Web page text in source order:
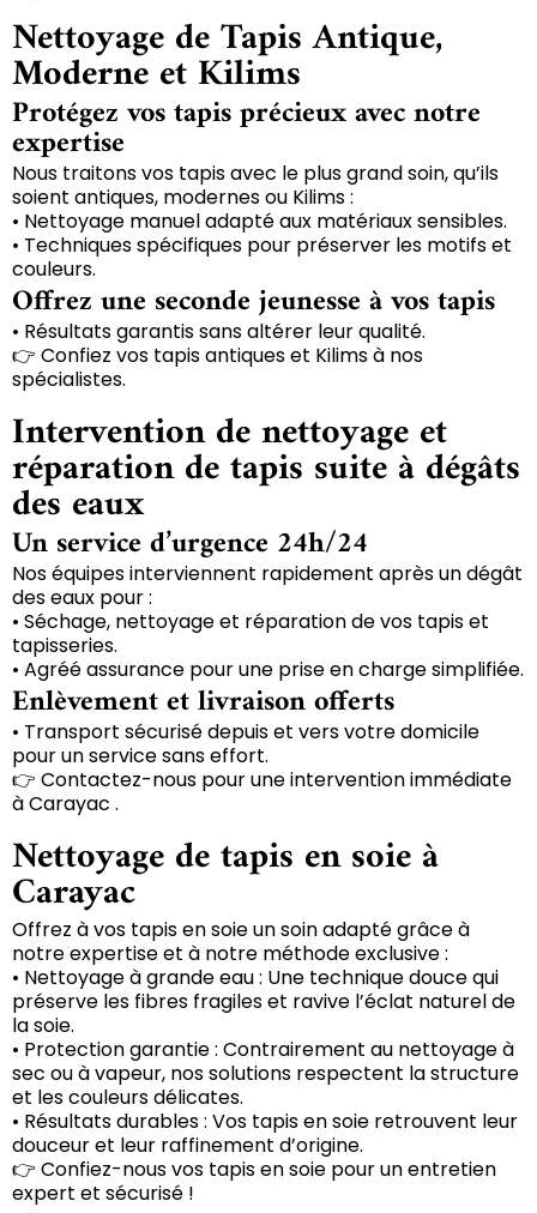
Nettoyage de Tapis Antique,
Moderne et Kilims
Protégez vos tapis précieux avec notre
expertise
Nous traitons vos tapis avec le plus grand soin, qu’ils
soient antiques, modernes ou Kilims :
• Nettoyage manuel adapté aux matériaux sensibles.
• Techniques spécifiques pour préserver les motifs et
couleurs.
Offrez une seconde jeunesse à vos tapis
• Résultats garantis sans altérer leur qualité.
👉 Confiez vos tapis antiques et Kilims à nos
spécialistes.
Intervention de nettoyage et
réparation de tapis suite à dégâts
des eaux
Un service d’urgence 24h/24
Nos équipes interviennent rapidement après un dégât
des eaux pour :
• Séchage, nettoyage et réparation de vos tapis et
tapisseries.
• Agréé assurance pour une prise en charge simplifiée.
Enlèvement et livraison offerts
• Transport sécurisé depuis et vers votre domicile
pour un service sans effort.
👉 Contactez-nous pour une intervention immédiate
à Carayac .
Nettoyage de tapis en soie à
Carayac
Offrez à vos tapis en soie un soin adapté grâce à
notre expertise et à notre méthode exclusive :
• Nettoyage à grande eau : Une technique douce qui
préserve les fibres fragiles et ravive l’éclat naturel de
la soie.
• Protection garantie : Contrairement au nettoyage à
sec ou à vapeur, nos solutions respectent la structure
et les couleurs délicates.
• Résultats durables : Vos tapis en soie retrouvent leur
douceur et leur raffinement d’origine.
👉 Confiez-nous vos tapis en soie pour un entretien
expert et sécurisé !